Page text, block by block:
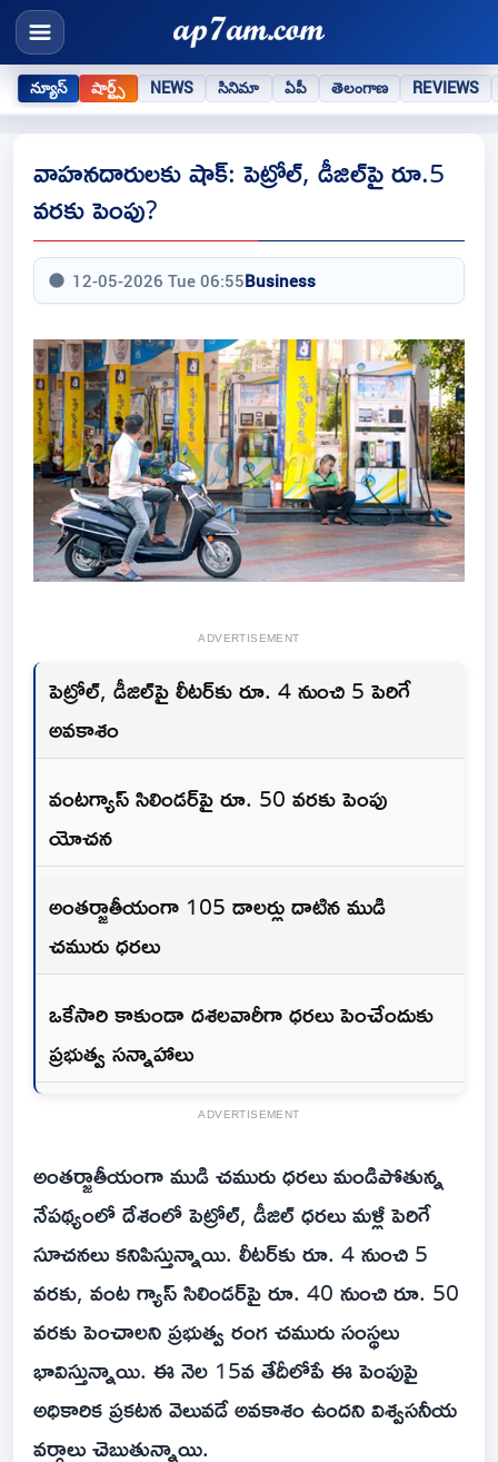
న్యూస్ షార్ట్స్ NEWS సినిమా ఏపీ తెలంగాణ REVIEWS
వాహనదారులకు షాక్: పెట్రోల్‌, డీజిల్‌పై రూ.5
వరకు పెంపు?
12-05-2026 Tue 06:55Business
ADVERTISEMENT
పెట్రోల్, డీజిల్‌పై లీటర్‌కు రూ. 4 నుంచి 5 పెరిగే
అవకాశం
వంటగ్యాస్ సిలిండర్‌పై రూ. 50 వరకు పెంపు
యోచన
అంతర్జాతీయంగా 105 డాలర్లు దాటిన ముడి
చమురు ధరలు
ఒకేసారి కాకుండా దశలవారీగా ధరలు పెంచేందుకు
ప్రభుత్వ సన్నాహాలు
ADVERTISEMENT
అంతర్జాతీయంగా ముడి చమురు ధరలు మండిపోతున్న
నేపథ్యంలో దేశంలో పెట్రోల్, డీజిల్ ధరలు మళ్లీ పెరిగే
సూచనలు కనిపిస్తున్నాయి. లీటర్‌కు రూ. 4 నుంచి 5
వరకు, వంట గ్యాస్ సిలిండర్‌పై రూ. 40 నుంచి రూ. 50
వరకు పెంచాలని ప్రభుత్వ రంగ చమురు సంస్థలు
భావిస్తున్నాయి. ఈ నెల 15వ తేదీలోపే ఈ పెంపుపై
అధికారిక ప్రకటన వెలువడే అవకాశం ఉందని విశ్వసనీయ
వర్గాలు చెబుతున్నాయి.